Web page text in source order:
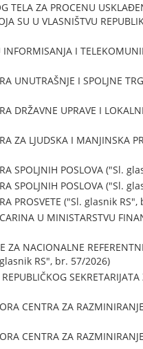
TELA ZA PROCENU
SU U VLASNIŠTVU
INFORMISANJA I
UNUTRAŠNJE I SPOLJNE
DRŽAVNE UPRAVE I
ZA LJUDSKA I MANJINSKA
SPOLJNIH POSLOVA ("Sl.
SPOLJNIH POSLOVA ("Sl.
PROSVETE ("Sl. glasnik
U MINISTARSTVU
ZA NACIONALNE
glasnik RS", br. 57/2026)
CENTRA ZA
CENTRA ZA